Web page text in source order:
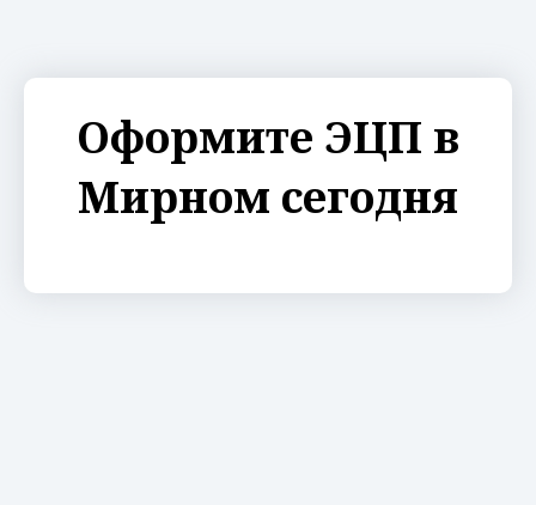
Оформите ЭЦП в
Мирном сегодня